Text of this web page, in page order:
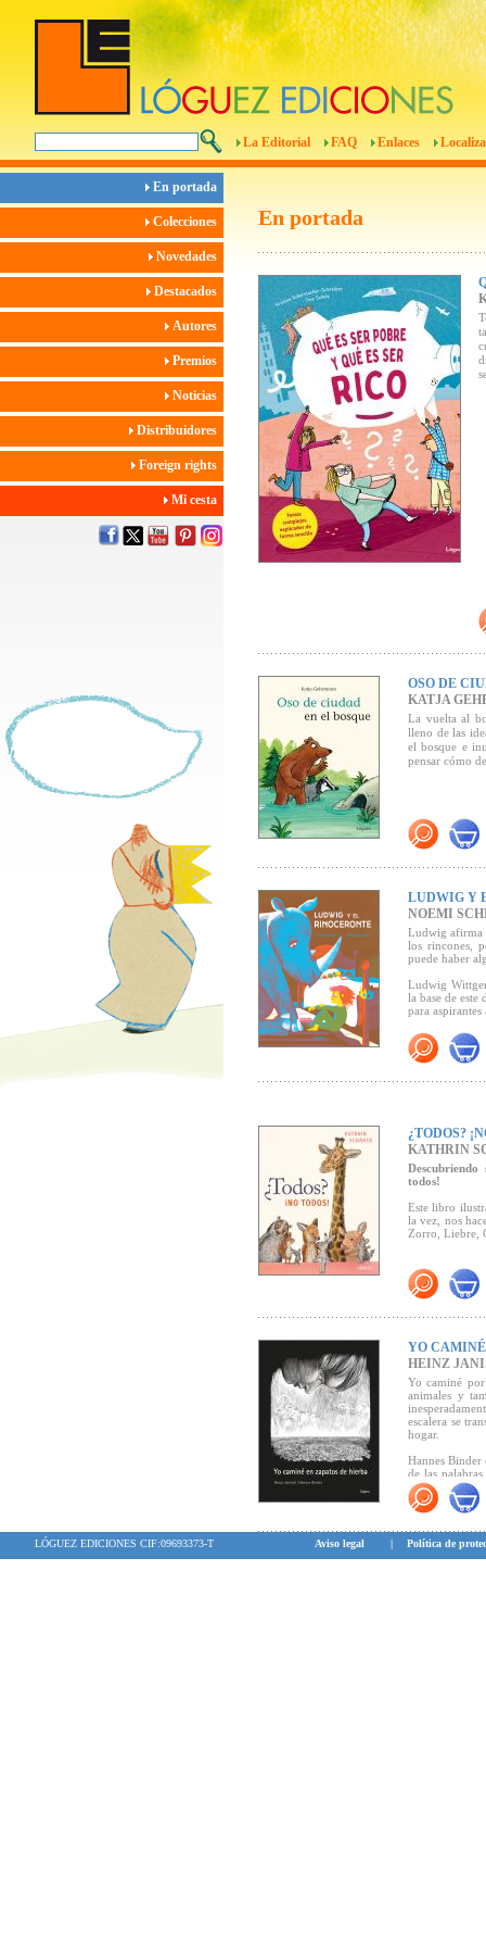
La Editorial FAQ Enlaces
En portada
Colecciones
Novedades
Destacados
Autores
Premios
Noticias
Distribuidores
Foreign rights
Mi cesta
En portada
OSO DE
KATJA
La vuelta al
lleno de las
el bosque e
pensar cómo
LUDWIG Y
NOEMI
Ludwig afirma
los rincones,
puede haber
Ludwig
la base de
para
Premio
¿TODOS?
KATHRIN
todos!
Este libro
la vez, nos
Zorro, Liebre,
YO
HEINZ
Yo caminé
animales y
escalera se
hogar.
Hannes
de las
lleva más allá
LÓGUEZ EDICIONES CIF:09693373-T Aviso legal | Política de